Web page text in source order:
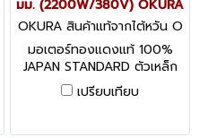
มม. (2200W/380V) OKURA
OKURA สินค้าแท้จากไต้หวัน O
K-14BGV
มอเตอร์ทองแดงแท้ 100%
JAPAN STANDARD ตัวเหล็ก
หล่อ หลอดไฟ 220V ต่อสาย
เข้า LINE + NEUTRAL เพื่อใช้
เปรียบเทียบ